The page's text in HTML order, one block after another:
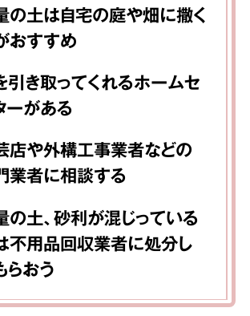
の土は自宅の庭や畑に撒く
おすすめ
引き取ってくれるホームセ
ーがある
店や外構工事業者などの
業者に相談する
の土、砂利が混じっている
不用品回収業者に処分し
らおう